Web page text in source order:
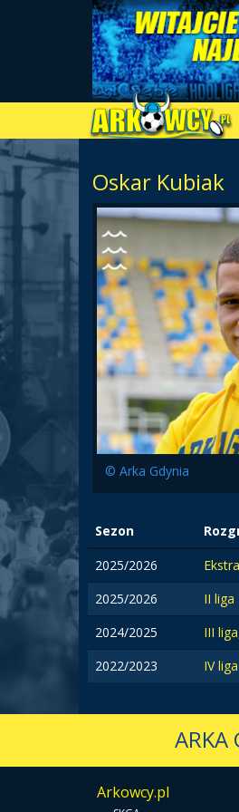
Oskar Kubiak
© Arka Gdynia
Sezon
2025/2026
2025/2026
II liga
2024/2025
III
2022/2023
IV
ARKA
Arkowcy.pl